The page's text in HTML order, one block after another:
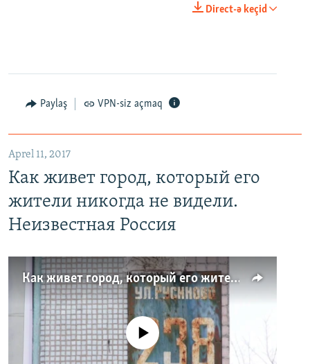
Direct-ə keçid
Paylaş VPN-siz açmaq
Aprel 11, 2017
Как живет город, который его
жители никогда не видели.
Неизвестная Россия
Как живет город, который его жители никогда не видели. Неизвестная Россия
No media source currently available